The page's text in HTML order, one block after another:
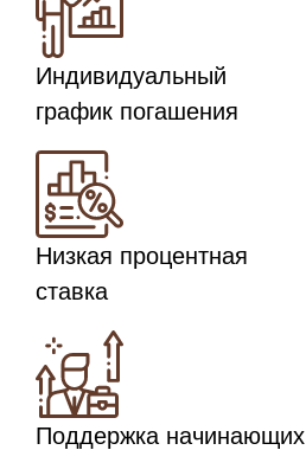
Индивидуальный
график погашения
Низкая процентная
ставка
Поддержка начинающих